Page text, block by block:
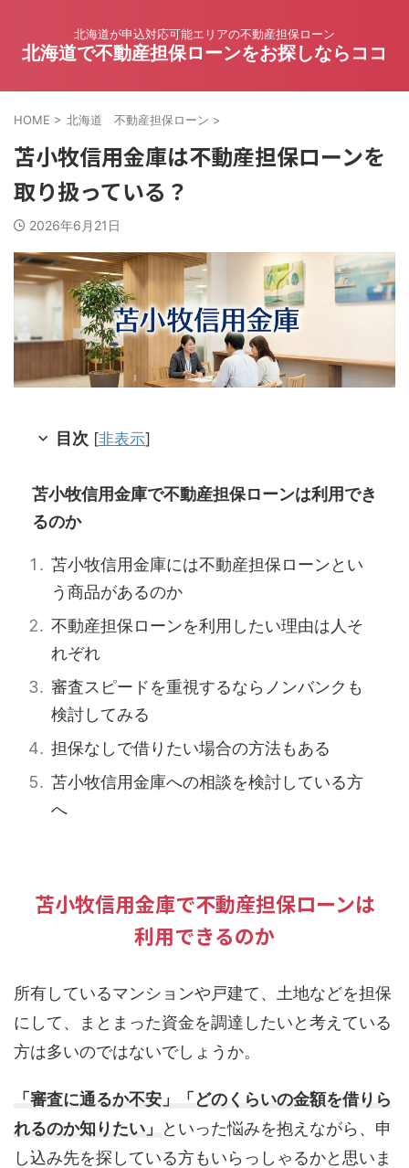
北海道が申込対応可能エリアの不動産担保ローン
北海道で不動産担保ローンをお探しならココ
HOME > 北海道 不動産担保ローン >
苫小牧信用金庫は不動産担保ローンを
取り扱っている？
2026年6月21日
目次 [非表示]
苫小牧信用金庫で不動産担保ローンは利用でき
るのか
苫小牧信用金庫には不動産担保ローンとい
う商品があるのか
不動産担保ローンを利用したい理由は人そ
れぞれ
審査スピードを重視するならノンバンクも
検討してみる
担保なしで借りたい場合の方法もある
苫小牧信用金庫への相談を検討している方
へ
苫小牧信用金庫で不動産担保ローンは
利用できるのか
所有しているマンションや戸建て、土地などを担保
にして、まとまった資金を調達したいと考えている
方は多いのではないでしょうか。
「審査に通るか不安」「どのくらいの金額を借りら
れるのか知りたい」
といった悩みを抱えながら、申
し込み先を探している方もいらっしゃるかと思いま